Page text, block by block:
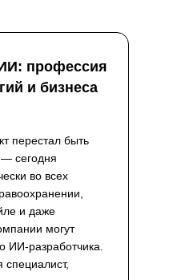
профессия
и бизнеса
перестал быть
сегодня
во всех
и даже
могут
ИИ-разработчика.
специалист,